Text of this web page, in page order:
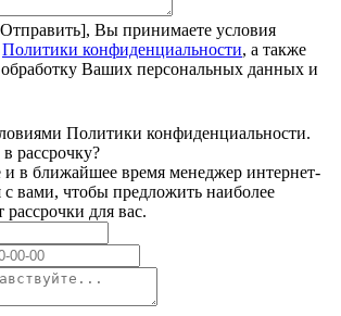
Вы принимаете условия
Политики конфиденциальности, а также
обработку Ваших персональных данных и
Политики конфиденциальности.
рассрочку?
и в ближайшее время менеджер интернет-
с вами, чтобы предложить наиболее
для вас.